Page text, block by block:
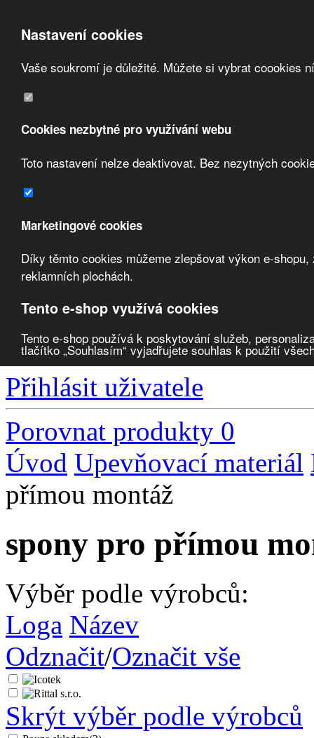
Nastavení cookies
Vaše soukromí je důležité. Můžete si vybrat coookies
Cookies nezbytné pro využívání webu
Toto nastavení nelze deaktivovat. Bez nezytných
Marketingové cookies
Díky těmto cookies můžeme zlepšovat výkon e-
reklamních plochách.
Tento e-shop využívá cookies
Tento e-shop používá k poskytování služeb,
tlačítko „Souhlasím“ vyjadřujete souhlas k použití
Přeskočit na hlavní obsah/
Obchodní podmínky
Registrace
Kontakt
Zvolte měnu:
Přihlásit uživatele
Porovnat produkty 0
Úvod Upevňovací materiál
přímou montáž
spony pro přímou
Výběr podle výrobců:
Loga Název
Odznačit/Označit vše
Skrýt výběr podle výrobců